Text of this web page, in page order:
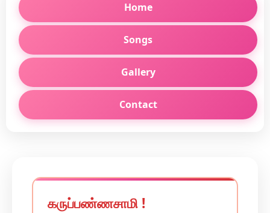
Home
Songs
Gallery
Contact
கருப்பண்ணசாமி !